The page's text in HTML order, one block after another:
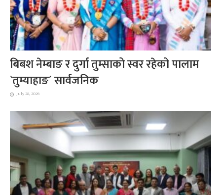
बिबश नेम्बाङ र दुर्गा तुम्साको स्वर रहेको पालाम
`तुम्याहाङ´ सार्वजनिक
July 28, 2026